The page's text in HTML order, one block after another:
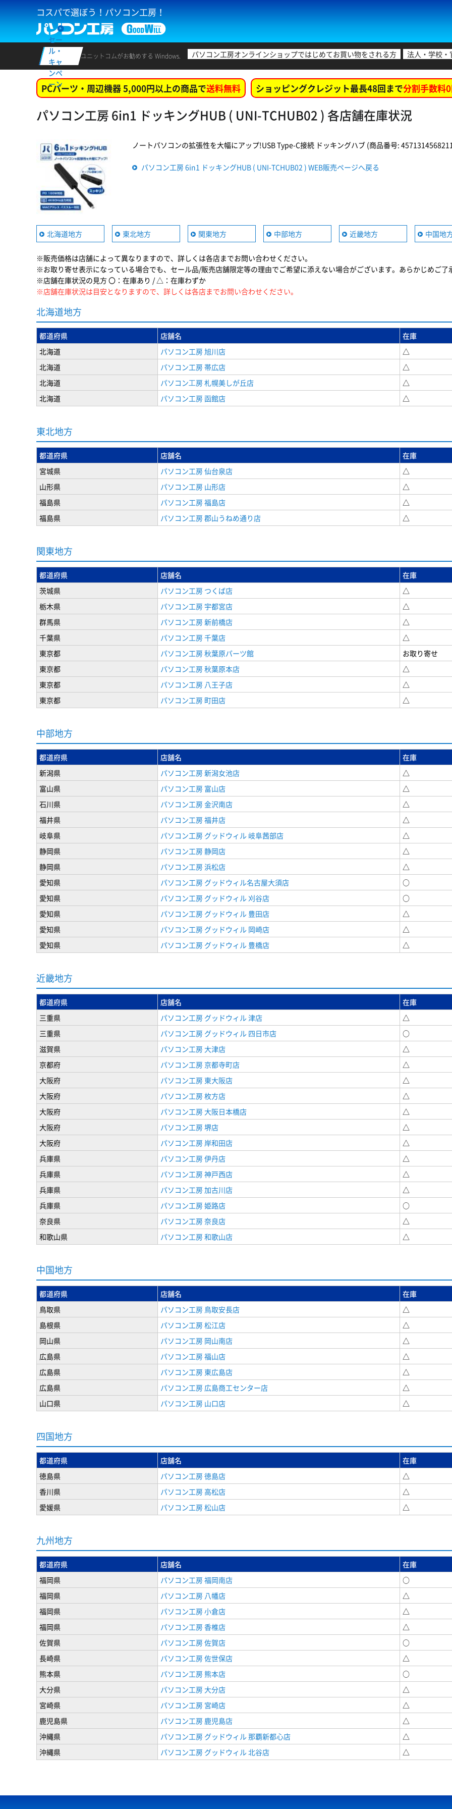
コスパで選ぼう！パソコン工房！
セー
ル・
キャ
ンペ
ーン
ユニットコムがお勧めする Windows. パソコン工房オンラインショップではじめてお買い物をされる方 法人・学校
PCパーツ・周辺機器 5,000円以上の商品で送料無料 ショッピングクレジット最長48回まで分割手数料
パソコン工房 6in1 ドッキングHUB ( UNI-TCHUB02 ) 各店舗在庫状況
ノートパソコンの拡張性を大幅にアップ!USB Type-C接続 ドッキングハブ (商品番号:
パソコン工房 6in1 ドッキングHUB ( UNI-TCHUB02 ) WEB販売ページへ戻る
北海道地方 東北地方 関東地方 中部地方 近畿地方 中国地
※販売価格は店舗によって異なりますので、詳しくは各店までお問い合わせください。
※お取り寄せ表示になっている場合でも、セール品/販売店舗限定等の理由でご希望に添えない場合がございます。あらかじめご了
※店舗在庫状況の見方 〇：在庫あり / △：在庫わずか
※店舗在庫状況は目安となりますので、詳しくは各店までお問い合わせください。
北海道地方
都道府県 店舗名
在庫
北海道
パソコン工房 旭川店
△
北海道
パソコン工房 帯広店
△
北海道
パソコン⼯房 札幌美しが丘店
△
北海道
パソコン工房 函館店 △
東北地方
都道府県 店舗名
在庫
宮城県
パソコン工房 仙台泉店
△
山形県
パソコン工房 山形店
△
福島県
パソコン工房 福島店
△
福島県
パソコン工房 郡山うねめ通り店 △
関東地方
都道府県 店舗名
在庫
茨城県
パソコン工房 つくば店
△
栃木県
パソコン工房 宇都宮店
△
群馬県
パソコン工房 新前橋店
△
千葉県
パソコン工房 千葉店
△
東京都
パソコン工房 秋葉原パーツ館
お取り寄せ
東京都
パソコン工房 秋葉原本店
△
東京都
パソコン工房 八王子店
△
東京都
パソコン工房 町田店 △
中部地方
都道府県 店舗名
在庫
新潟県
パソコン工房 新潟女池店
△
富山県
パソコン工房 富山店
△
石川県
パソコン工房 金沢南店
△
福井県
パソコン工房 福井店
△
岐阜県
パソコン工房 グッドウィル 岐阜茜部店
△
静岡県
パソコン工房 静岡店
△
静岡県
パソコン工房 浜松店
△
愛知県
パソコン工房 グッドウィル名古屋大須店
○
愛知県
パソコン工房 グッドウィル 刈谷店
○
愛知県
パソコン工房 グッドウィル 豊田店
△
愛知県
パソコン工房 グッドウィル 岡崎店
△
愛知県
パソコン工房 グッドウィル 豊橋店 △
近畿地方
都道府県 店舗名
在庫
三重県
パソコン工房 グッドウィル 津店
△
三重県
パソコン工房 グッドウィル 四日市店
○
滋賀県
パソコン工房 大津店
△
京都府
パソコン工房 京都寺町店
△
大阪府
パソコン工房 東大阪店
△
大阪府
パソコン工房 枚方店
△
大阪府
パソコン工房 大阪日本橋店
△
大阪府
パソコン工房 堺店
△
大阪府
パソコン工房 岸和田店
△
兵庫県
パソコン工房 伊丹店
△
兵庫県
パソコン工房 神戸西店
△
兵庫県
パソコン工房 加古川店
△
兵庫県
パソコン工房 姫路店
○
奈良県
パソコン工房 奈良店
△
和歌山県
パソコン工房 和歌山店 △
中国地方
都道府県 店舗名
在庫
鳥取県
パソコン工房 鳥取安長店
△
島根県
パソコン工房 松江店
△
岡山県
パソコン工房 岡山南店
△
広島県
パソコン工房 福山店
△
広島県
パソコン工房 東広島店
△
広島県
パソコン工房 広島商工センター店
△
山口県
パソコン工房 山口店 △
四国地方
都道府県 店舗名
在庫
徳島県
パソコン工房 徳島店
△
香川県
パソコン工房 高松店
△
愛媛県
パソコン工房 松山店 △
九州地方
都道府県 店舗名
在庫
福岡県
パソコン工房 福岡南店
○
福岡県
パソコン工房 八幡店
△
福岡県
パソコン工房 小倉店
△
福岡県
パソコン工房 香椎店
△
佐賀県
パソコン工房 佐賀店
○
長崎県
パソコン工房 佐世保店
△
熊本県
パソコン工房 熊本店
○
大分県
パソコン工房 大分店
△
宮崎県
パソコン工房 宮崎店
△
鹿児島県
パソコン工房 鹿児島店
△
沖縄県
パソコン工房 グッドウィル 那覇新都心店
△
沖縄県
パソコン工房 グッドウィル 北谷店 △